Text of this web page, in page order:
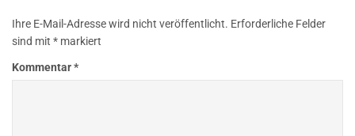
Ihre E-Mail-Adresse wird nicht veröffentlicht. Erforderliche Felder
sind mit * markiert
Kommentar*